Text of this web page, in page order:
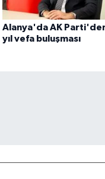
Alanya'da AK
yıl vefa buluşması